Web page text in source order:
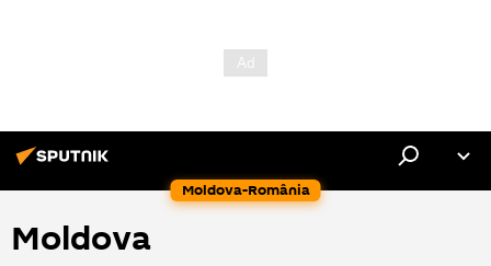
Moldova-România
Moldova